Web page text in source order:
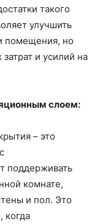
такого
улучшить
помещения, но
и усилий на
слоем:
– это
поддерживать
комнате,
и пол. Это
когда